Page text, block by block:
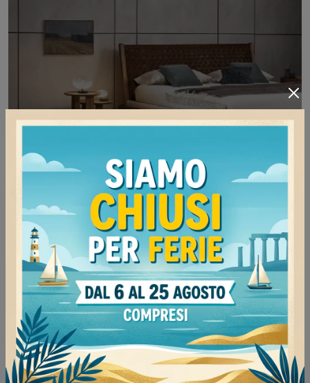
Se desideri Complementi moderni e specchi in
legno ottieni informazioni sul modello Specchio
Isola Mirror della firma Bonaldo.